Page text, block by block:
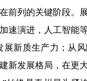
前列的关键阶段。
速演进，人工智能
新质生产力；从
新发展格局，在更